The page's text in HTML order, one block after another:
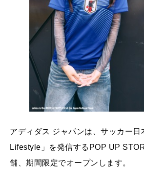
アディダス ジャパンは、サッカー
Lifestyle」を発信するPOP UP
舗、期間限定でオープンします。